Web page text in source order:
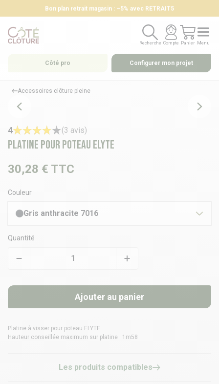
Bon plan retrait magasin : –5% avec RETRAIT5
Recherche
Recherche
Compte
Compte
Panier
Panier
Menu
Menu
Côté pro Configurer mon projet
Accessoires clôture pleine
Platine pour poteau ELYTE
4 (3 avis)
30,28 € TTC
Couleur
Gris anthracite 7016
Quantité
Ajouter au panier
Platine à visser pour poteau ELYTE
Hauteur conseillée maximum sur platine : 1m58
Les produits compatibles